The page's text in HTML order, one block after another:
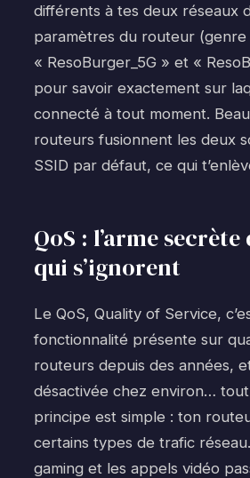
différents à tes deux réseaux
paramètres du routeur (genre
« ResoBurger_5G » et «
pour savoir exactement sur
connecté à tout moment.
routeurs fusionnent les deux
SSID par défaut, ce qui
QoS : l’arme
qui s’ignorent
Le QoS, Quality of Service,
fonctionnalité présente sur
routeurs depuis des années,
désactivée chez environ…
principe est simple : ton
certains types de trafic
gaming et les appels vidéo